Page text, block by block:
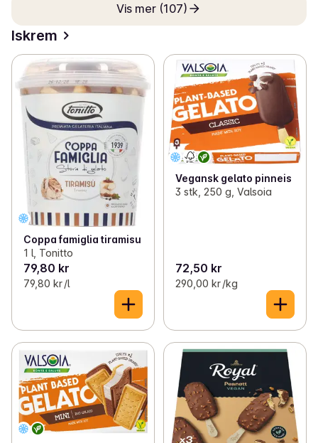
Vis mer (107)
Iskrem
Coppa famiglia tiramisu
1 l, Tonitto
79,80 kr
79,80 kr /l
Vegansk gelato pinneis
3 stk, 250 g, Valsoia
72,50 kr
290,00 kr /kg